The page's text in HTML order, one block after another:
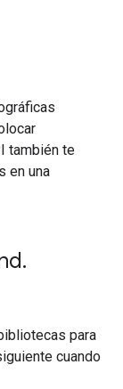
también te
en una
.
para
cuando